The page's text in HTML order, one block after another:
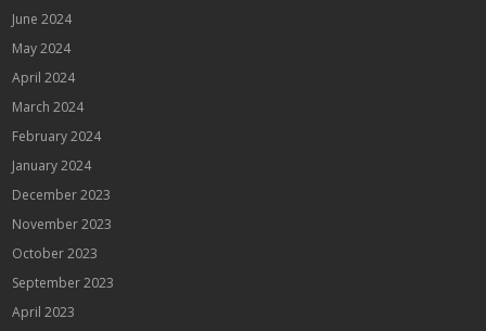
June 2024
May 2024
April 2024
March 2024
February 2024
January 2024
December 2023
November 2023
October 2023
September 2023
April 2023